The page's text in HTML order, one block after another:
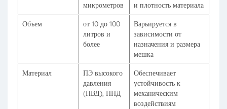
микрометров
и плотность материала
Объем
от 10 до 100
литров и
более
Варьируется в
зависимости от
назначения и размера
мешка
Материал
ПЭ высокого
давления
(ПВД), ПНД
Обеспечивает
устойчивость к
механическим
воздействиям